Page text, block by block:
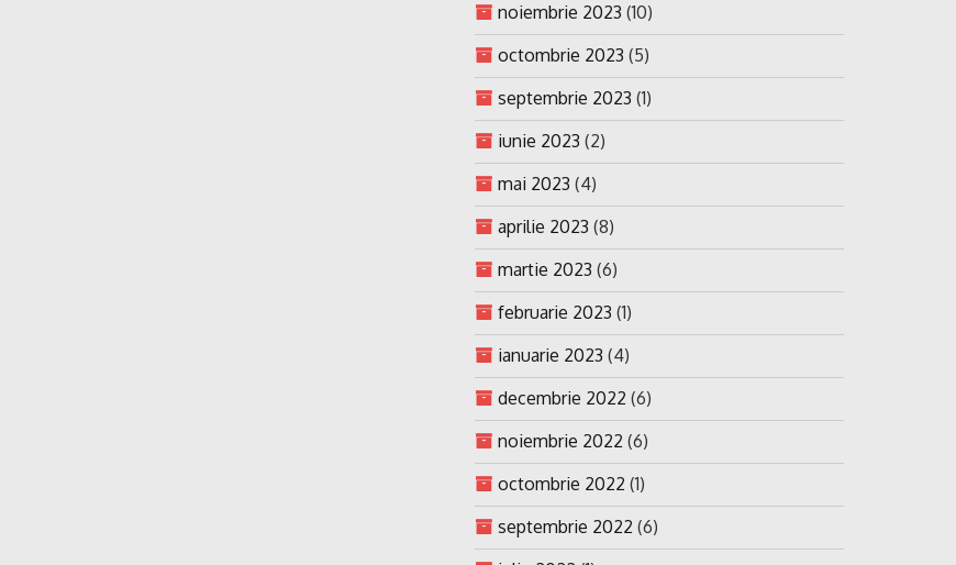
noiembrie 2023 (10)
octombrie 2023 (5)
septembrie 2023 (1)
iunie 2023 (2)
mai 2023 (4)
aprilie 2023 (8)
martie 2023 (6)
februarie 2023 (1)
ianuarie 2023 (4)
decembrie 2022 (6)
noiembrie 2022 (6)
octombrie 2022 (1)
septembrie 2022 (6)